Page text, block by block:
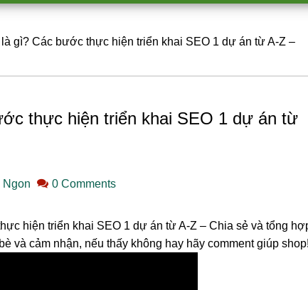
gì? Các bước thực hiện triển khai SEO 1 dự án từ A-Z –
thực hiện triển khai SEO 1 dự án từ
Ngon 0 Comments
hiện triển khai SEO 1 dự án từ A-Z – Chia sẻ và tổng
và cảm nhận, nếu thấy không hay hãy comment giúp shop!